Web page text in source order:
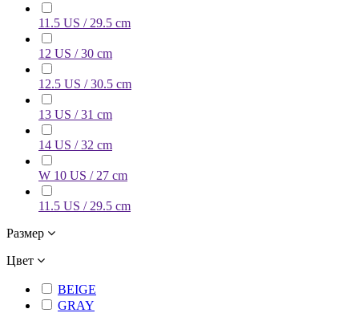
11.5 US / 29.5 cm
12 US / 30 cm
12.5 US / 30.5 cm
13 US / 31 cm
14 US / 32 cm
W 10 US / 27 cm
11.5 US / 29.5 cm
Размер
Цвет
BEIGE
GRAY